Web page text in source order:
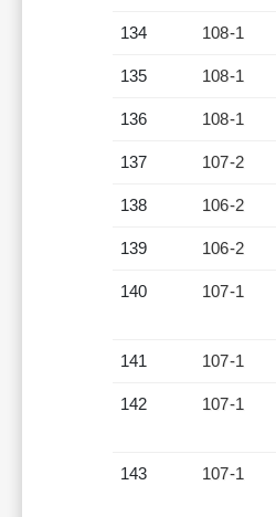
134 108-1
135 108-1
136 108-1
137 107-2
138 106-2
139 106-2
140 107-1
141 107-1
142 107-1
143 107-1